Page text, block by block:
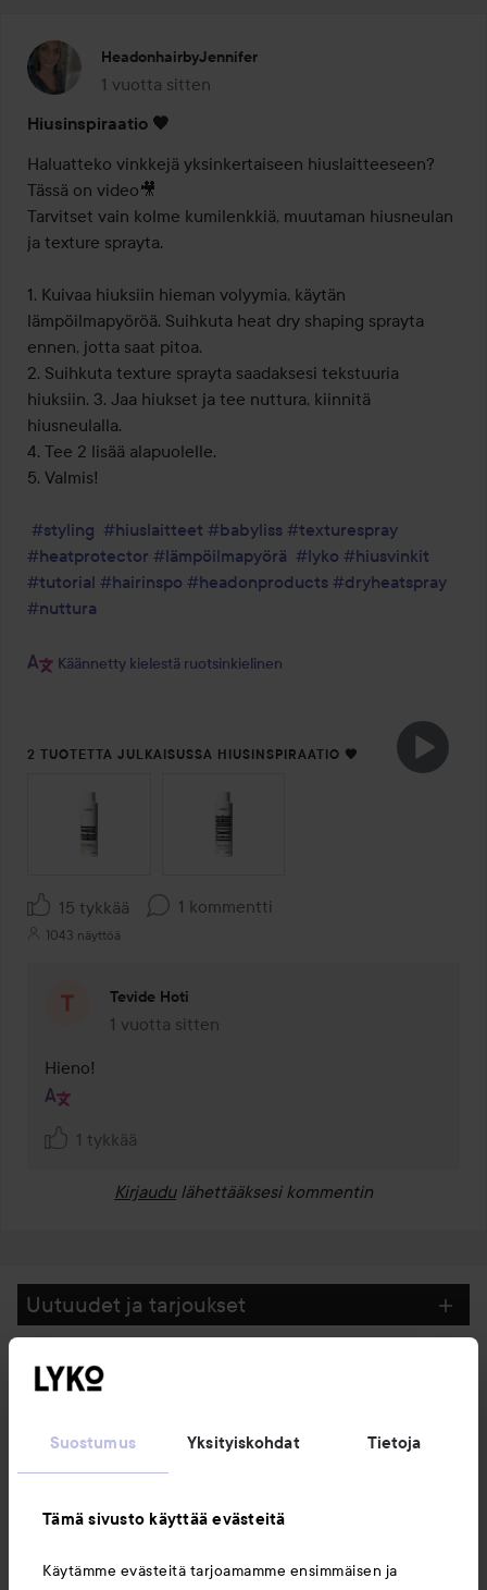
Suostumus Yksityiskohdat Tietoja
Tämä sivusto käyttää evästeitä
Käytämme evästeitä tarjoamamme ensimmäisen ja
HeadonhairbyJennifer
1 vuotta sitten
Viesti luotiin 1 vuotta sitten
Hiusinspiraatio 🧡
Haluatteko vinkkejä yksinkertaiseen hiuslaitteeseen?
Tässä on video🎥
Tarvitset vain kolme kumilenkkiä, muutaman hiusneulan
ja texture sprayta.
1. Kuivaa hiuksiin hieman volyymia, käytän
lämpöilmapyöröä. Suihkuta heat dry shaping sprayta
ennen, jotta saat pitoa.
2. Suihkuta texture sprayta saadaksesi tekstuuria
hiuksiin. 3. Jaa hiukset ja tee nuttura, kiinnitä
hiusneulalla.
4. Tee 2 lisää alapuolelle.
5. Valmis!
#styling #hiuslaitteet #babyliss #texturespray
#heatprotector #lämpöilmapyörä #lyko #hiusvinkit
#tutorial #hairinspo #headonproducts #dryheatspray
#nuttura
Käännetty kielestä ruotsinkielinen
2 TUOTETTA JULKAISUSSA HIUSINSPIRAATIO 🧡
OHITA OSIO
15 tykkää 1 kommentti
1043 näyttöä
Tevide Hoti
1 vuotta sitten
Kommentti lisättiin 1 vuotta sitten
Hieno!
1 tykkää
Kirjaudu lähettääksesi kommentin
Uutuudet ja tarjoukset
Seuraa meitä
Asiakaspalvelu
Tietoja